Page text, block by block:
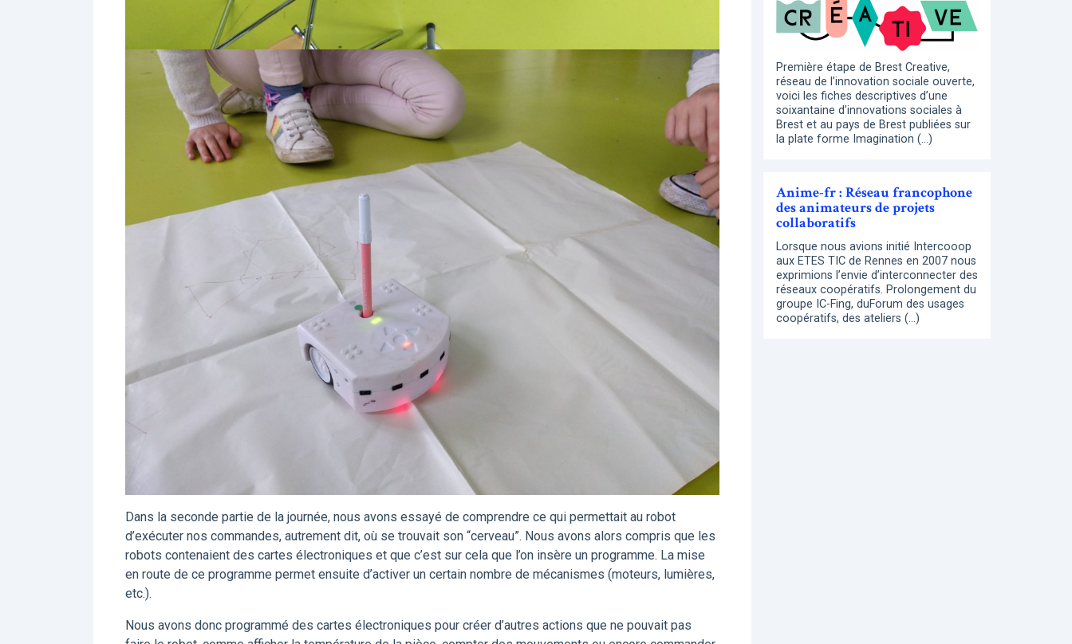
Dans la seconde partie de la journée, nous avons essayé de comprendre ce qui permettait au robot
d’exécuter nos commandes, autrement dit, où se trouvait son “cerveau”. Nous avons alors compris que les
robots contenaient des cartes électroniques et que c’est sur cela que l’on insère un programme. La mise
en route de ce programme permet ensuite d’activer un certain nombre de mécanismes (moteurs, lumières,
etc.).
Nous avons donc programmé des cartes électroniques pour créer d’autres actions que ne pouvait pas
Première étape de Brest Creative,
réseau de l’innovation sociale ouverte,
voici les fiches descriptives d’une
soixantaine d’innovations sociales à
Brest et au pays de Brest publiées sur
la plate forme Imagination (…)
Anime-fr : Réseau francophone
des animateurs de projets
collaboratifs
Lorsque nous avions initié Intercooop
aux ETES TIC de Rennes en 2007 nous
exprimions l’envie d’interconnecter des
réseaux coopératifs. Prolongement du
groupe IC-Fing, duForum des usages
coopératifs, des ateliers (…)